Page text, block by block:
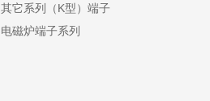
其它系列（K型）端子
电磁炉端子系列